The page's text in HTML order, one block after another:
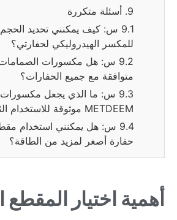
9. أسئلة متكررة
9.1 س: كيف يمكنني تحديد
للمكسر الهيدروليكي لحفارتي؟
9.2 س: هل مكسورات الصمامات
متوافقة مع جميع الحفارات؟
9.3 س: ما الذي يجعل مكسورات
METDEEM موثوقة للاستخدام الثقيل؟
9.4 س: هل يمكنني استخدام
حفارة أصغر لمزيد من الطاقة؟
أهمية اختيار